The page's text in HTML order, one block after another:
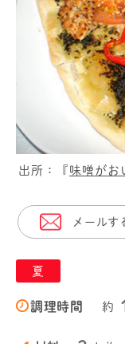
出所：『 味噌がお
メールす
夏
調理時間 約